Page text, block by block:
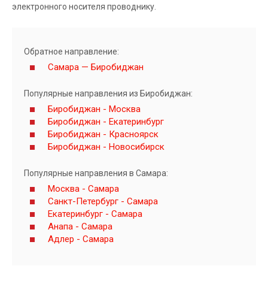
электронного носителя проводнику.
Обратное направление:
Самара — Биробиджан
Популярные направления из Биробиджан:
Биробиджан - Москва
Биробиджан - Екатеринбург
Биробиджан - Красноярск
Биробиджан - Новосибирск
Популярные направления в Самара:
Москва - Самара
Санкт-Петербург - Самара
Екатеринбург - Самара
Анапа - Самара
Адлер - Самара